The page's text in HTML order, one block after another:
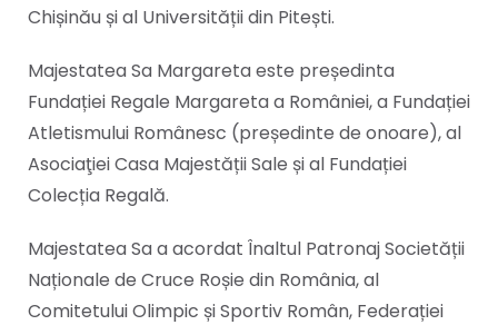
Chișinău și al Universității din Pitești.
Majestatea Sa Margareta este președinta
Fundației Regale Margareta a României, a Fundației
Atletismului Românesc (președinte de onoare), al
Asociaţiei Casa Majestății Sale și al Fundației
Colecția Regală.
Majestatea Sa a acordat Înaltul Patronaj Societății
Naționale de Cruce Roșie din România, al
Comitetului Olimpic și Sportiv Român, Federației